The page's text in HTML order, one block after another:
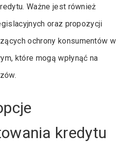
Ważne jest również
oraz propozycji
ochrony konsumentów w
które mogą wpłynąć na
kredytu